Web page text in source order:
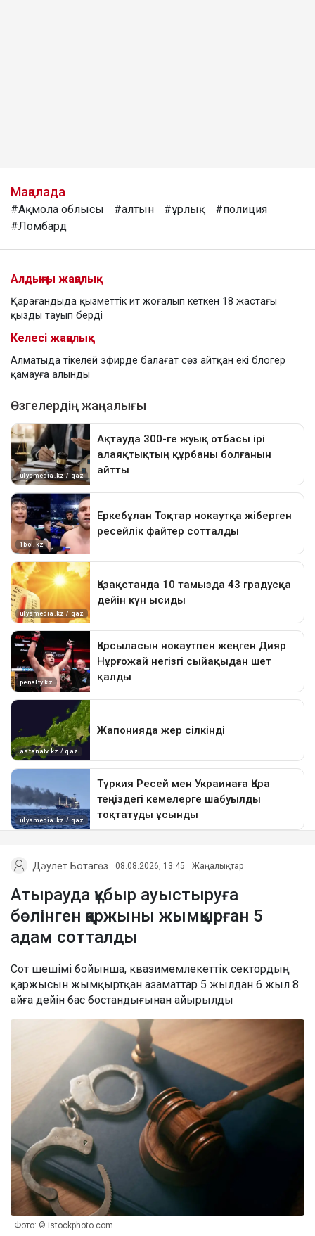
Мақалада
#Ақмола облысы #алтын #ұрлық
#полиция
#Ломбард
Алдыңғы жаңалық
Қарағандыда қызметтік ит жоғалып кеткен 18 жастағы
қызды тауып берді
Келесі жаңалық
Алматыда тікелей эфирде балағат сөз айтқан екі блогер
қамауға алынды
Дәулет Ботагөз 08.08.2026, 13:45 Жаңалықтар
Атырауда құбыр ауыстыруға
бөлінген қаржыны жымқырған 5
адам сотталды
Сот шешімі бойынша, квазимемлекеттік сектордың
қаржысын жымқыртқан азаматтар 5 жылдан 6 жыл 8
айға дейін бас бостандығынан айырылды
Фото: © istockphoto.com